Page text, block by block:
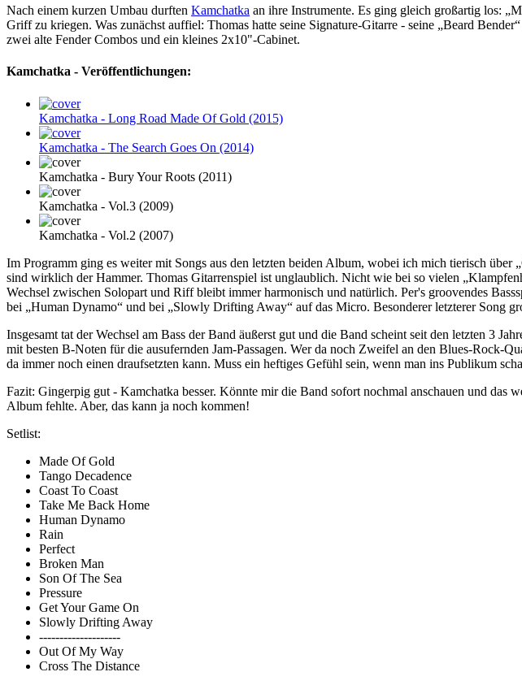
Nach einem kurzen Umbau durften Kamchatka an ihre Instrumente. Es ging gleich großartig los:
Griff zu kriegen. Was zunächst auffiel: Thomas hatte seine Signature-Gitarre - seine „Beard
zwei alte Fender Combos und ein kleines 2x10"-Cabinet.
Kamchatka - Veröffentlichungen:
Kamchatka - Long Road Made Of Gold (2015)
Kamchatka - The Search Goes On (2014)
Kamchatka - Bury Your Roots (2011)
Kamchatka - Vol.3 (2009)
Kamchatka - Vol.2 (2007)
Im Programm ging es weiter mit Songs aus den letzten beiden Album, wobei ich mich tierisch
sind wirklich der Hammer. Thomas Gitarrenspiel ist unglaublich. Nicht wie bei so vielen
Wechsel zwischen Solopart und Riff bleibt immer harmonisch und natürlich. Per's groovendes
bei „Human Dynamo“ und bei „Slowly Drifting Away“ auf das Micro. Besonderer letzterer Song
Insgesamt tat der Wechsel am Bass der Band äußerst gut und die Band scheint seit den letzten 3
mit besten B-Noten für die ausufernden Jam-Passagen. Wer da noch Zweifel an den Blues-Rock-
da immer noch einen draufsetzten kann. Muss ein heftiges Gefühl sein, wenn man ins Publikum
Fazit: Gingerpig gut - Kamchatka besser. Könnte mir die Band sofort nochmal anschauen und
Album fehlte. Aber, das kann ja noch kommen!
Setlist:
Made Of Gold
Tango Decadence
Coast To Coast
Take Me Back Home
Human Dynamo
Rain
Perfect
Broken Man
Son Of The Sea
Pressure
Get Your Game On
Slowly Drifting Away
--------------------
Out Of My Way
Cross The Distance